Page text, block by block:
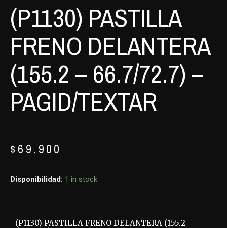
(P1130) PASTILLA
FRENO DELANTERA
(155.2 – 66.7/72.7) –
PAGID/TEXTAR
$ 69.900
Disponibilidad: 1 in stock
(P1130) PASTILLA FRENO DELANTERA (155.2 –